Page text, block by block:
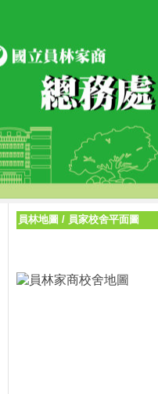
員林地圖 / 員家校舍平面圖